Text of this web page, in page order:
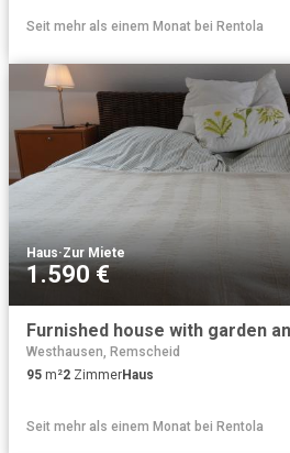
Seit mehr als einem Monat bei Rentola
Haus·Zur Miete
1.590 €
Westhausen, Remscheid
95 m²2 ZimmerHaus
Seit mehr als einem Monat bei Rentola